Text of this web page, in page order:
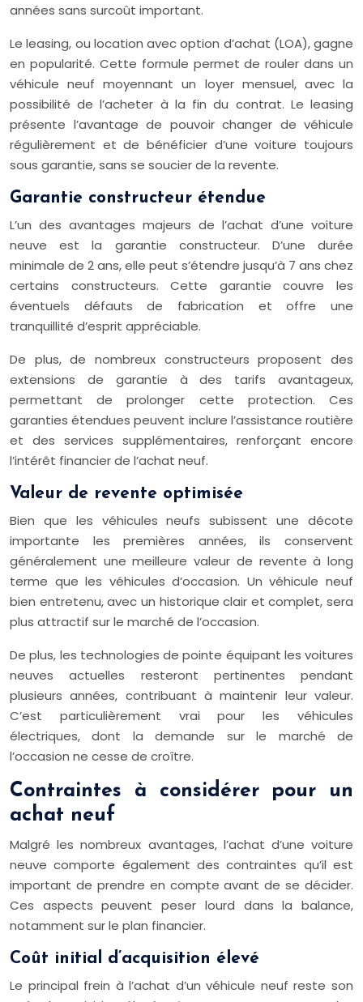
années sans surcoût important.
Le leasing, ou location avec option d’achat (LOA), gagne
en popularité. Cette formule permet de rouler dans un
véhicule neuf moyennant un loyer mensuel, avec la
possibilité de l’acheter à la fin du contrat. Le leasing
présente l’avantage de pouvoir changer de véhicule
régulièrement et de bénéficier d’une voiture toujours
sous garantie, sans se soucier de la revente.
Garantie constructeur étendue
L’un des avantages majeurs de l’achat d’une voiture
neuve est la garantie constructeur. D’une durée
minimale de 2 ans, elle peut s’étendre jusqu’à 7 ans chez
certains constructeurs. Cette garantie couvre les
éventuels défauts de fabrication et offre une
tranquillité d’esprit appréciable.
De plus, de nombreux constructeurs proposent des
extensions de garantie à des tarifs avantageux,
permettant de prolonger cette protection. Ces
garanties étendues peuvent inclure l’assistance routière
et des services supplémentaires, renforçant encore
l’intérêt financier de l’achat neuf.
Valeur de revente optimisée
Bien que les véhicules neufs subissent une décote
importante les premières années, ils conservent
généralement une meilleure valeur de revente à long
terme que les véhicules d’occasion. Un véhicule neuf
bien entretenu, avec un historique clair et complet, sera
plus attractif sur le marché de l’occasion.
De plus, les technologies de pointe équipant les voitures
neuves actuelles resteront pertinentes pendant
plusieurs années, contribuant à maintenir leur valeur.
C’est particulièrement vrai pour les véhicules
électriques, dont la demande sur le marché de
l’occasion ne cesse de croître.
Contraintes à considérer pour un
achat neuf
Malgré les nombreux avantages, l’achat d’une voiture
neuve comporte également des contraintes qu’il est
important de prendre en compte avant de se décider.
Ces aspects peuvent peser lourd dans la balance,
notamment sur le plan financier.
Coût initial d’acquisition élevé
Le principal frein à l’achat d’un véhicule neuf reste son